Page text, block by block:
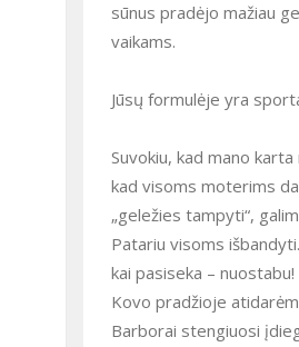
sūnus pradėjo mažiau
vaikams.
Jūsų formulėje yra
Suvokiu, kad mano
kad visoms moterims
„geležies tampyti“,
Patariu visoms
kai pasiseka – nuostabu!
Kovo pradžioje
Barborai stengiuosi